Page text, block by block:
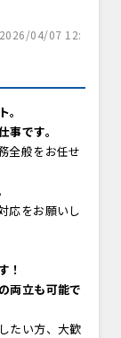
04/07 12:
です。
全般をお任せ
応をお願いし
！
両立も可能で
たい方、大歓